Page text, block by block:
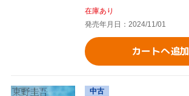
在庫あり
発売年月日：2024/11/01
カートへ追加
中古